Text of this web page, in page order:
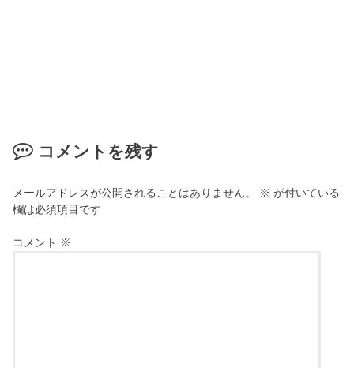
コメントを残す
メールアドレスが公開されることはありません。 ※ が付いている
欄は必須項目です
コメント ※